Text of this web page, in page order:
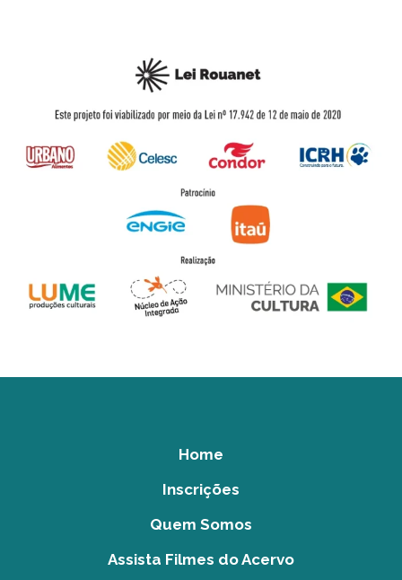
Home
Inscrições
Quem Somos
Assista Filmes do Acervo